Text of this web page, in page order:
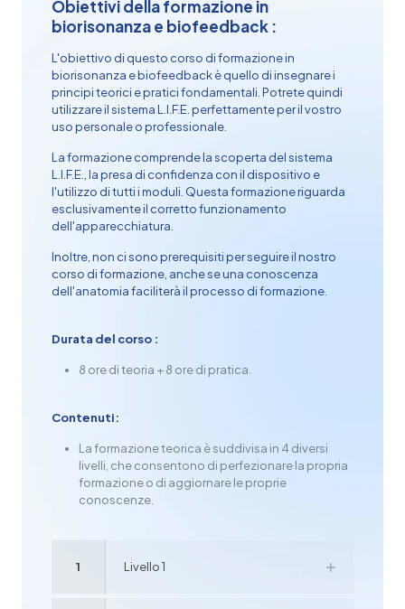
Obiettivi della formazione in
biorisonanza e biofeedback :
L'obiettivo di questo corso di formazione in
biorisonanza e biofeedback è quello di insegnare i
principi teorici e pratici fondamentali. Potrete quindi
utilizzare il sistema L.I.F.E. perfettamente per il vostro
uso personale o professionale.
La formazione comprende la scoperta delsistema
L.I.F.E. , la presa di confidenza con il dispositivo e
l'utilizzo di tutti i moduli. Questa formazione riguarda
esclusivamente il corretto funzionamento
dell'apparecchiatura.
Inoltre, non ci sono prerequisiti per seguire il nostro
corso di formazione, anche se una conoscenza
dell'anatomia faciliterà il processo di formazione.
Durata del corso :
8 ore di teoria + 8 ore di pratica
Contenuti:
La formazione teorica è suddivisa in 4 diversi
livelli, che consentono di perfezionare la propria
formazione o di aggiornare le proprie
conoscenze.
1 Livello 1